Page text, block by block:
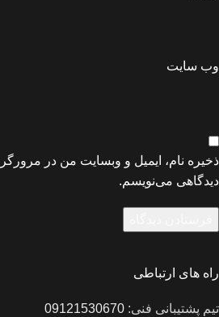
وب‌ سایت
ذخیره نام، ایمیل و وبسایت من در
دیدگاهی می‌نویسم.
راه های ارتباطی
تیم پشتیبانی فنی: 09121530670